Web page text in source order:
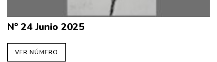
N° 24 Junio 2025
VER NÚMERO